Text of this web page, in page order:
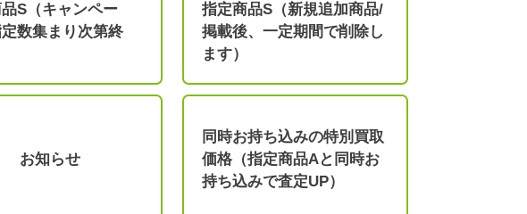
S（キャンペー
数集まり次第終
指定商品S（新規追加商品/
掲載後、一定期間で削除し
ます）
お知らせ
同時お持ち込みの特別買取
価格（指定商品Aと同時お
持ち込みで査定UP）